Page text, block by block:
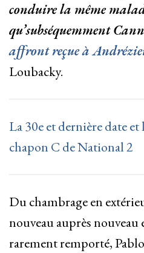
conduire la même
qu’subséquemment
affront reçue à
Loubacky.
La 30e et dernière date et
chapon C de National 2
Du chambrage en
nouveau auprès nouveau
rarement remporté,